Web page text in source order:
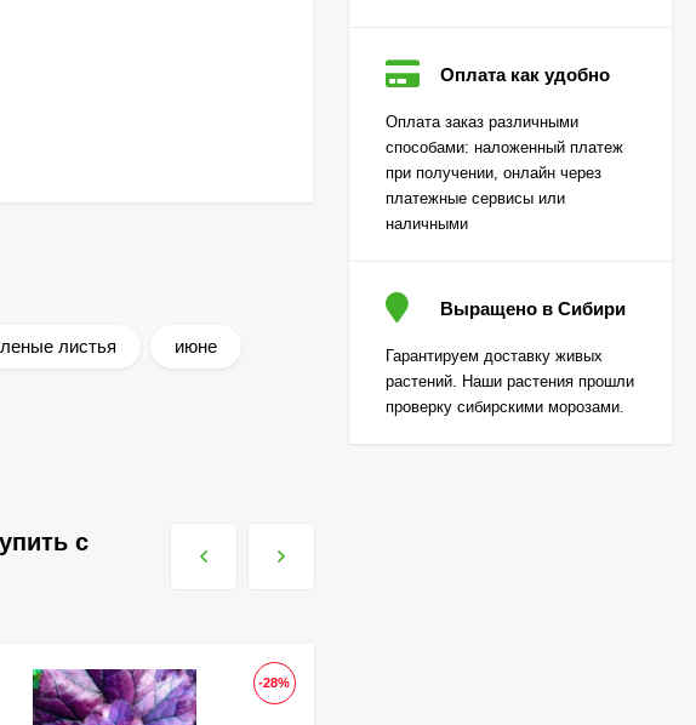
листья июне
с
-28%
Огурец Корюшка
[Семена алтая]
450₽
310₽
колос английская
[Семена алтая]
130₽
Оплата как удобно
Оплата заказ различными
способами: наложенный платеж
при получении, онлайн через
платежные сервисы или
наличными
Выращено в Сибири
Гарантируем доставку живых
растений. Наши растения прошли
проверку сибирскими морозами.